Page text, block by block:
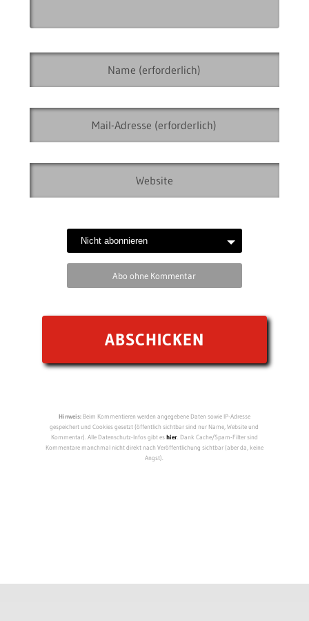
Abo ohne Kommentar
Hinweis:Beim Kommentieren werden angegebene Daten sowie IP-Adresse
gespeichert und Cookies gesetzt (öffentlich sichtbar sind nur Name, Website und
Kommentar). Alle Datenschutz-Infos gibt eshier. Dank Cache/Spam-Filter sind
Kommentare manchmal nicht direkt nach Veröffentlichung sichtbar (aber da, keine
Angst).